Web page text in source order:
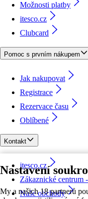
Nastavení
My a našich 18 partnerů
Možnosti platby
itesco.cz
Clubcard
Pomoc s prvním nákupem
Jak nakupovat
Registrace
Rezervace času
Oblíbené
Kontakt
itesco.cz
Zákaznické centrum
Naše obchody